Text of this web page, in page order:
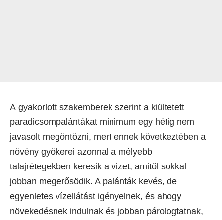
A gyakorlott szakemberek szerint a kiültetett
paradicsompalántákat minimum egy hétig nem
javasolt megöntözni, mert ennek következtében a
növény gyökerei azonnal a mélyebb
talajrétegekben keresik a vizet, amitől sokkal
jobban megerősödik. A palánták kevés, de
egyenletes vízellátást igényelnek, és ahogy
növekedésnek indulnak és jobban párologtatnak,